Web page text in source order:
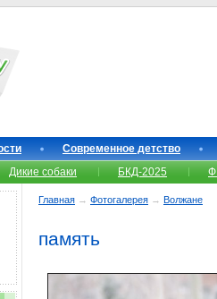
Современное детство
Дикие собаки БКД-2025
Главная → Фотогалерея → Волжане
память